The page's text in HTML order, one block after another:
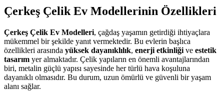
Çerkeş Çelik Ev Modellerinin Özellikleri
Çerkeş Çelik Ev Modelleri, çağdaş yaşamın getirdiği ihtiyaçlara
mükemmel bir şekilde yanıt vermektedir. Bu evlerin başlıca
özellikleri arasında yüksek dayanıklılık, enerji etkinliği ve estetik
tasarım yer almaktadır. Çelik yapıların en önemli avantajlarından
biri, metalin güçlü yapısı sayesinde her türlü hava koşuluna
dayanıklı olmasıdır. Bu durum, uzun ömürlü ve güvenli bir yaşam
alanı sağlar.